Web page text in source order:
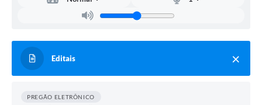
Editais
PREGÃO ELETRÔNICO